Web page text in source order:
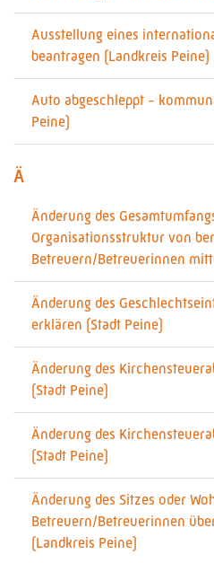
Ausstellung eines
beantragen (Landkreis Peine)
Auto abgeschleppt -
Peine)
Ä
Änderung des
Organisationsstruktur von
Betreuern/Betreuerinnen
Änderung des
erklären (Stadt Peine)
Änderung des
(Stadt Peine)
Änderung des
(Stadt Peine)
Änderung des Sitzes oder
Betreuern/Betreuerinnen
(Landkreis Peine)